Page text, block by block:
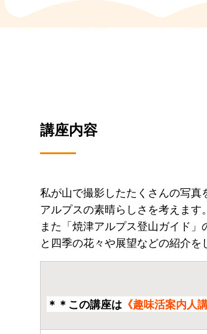
講座内容
私が山で撮影したたくさんの写
アルプスの素晴らしさを考えます。
また「焼津アルプス登山ガイド
と四季の花々や展望などの紹介を
＊＊この講座は 《趣味活案内人